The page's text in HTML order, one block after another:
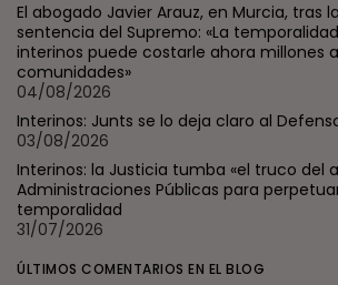
El abogado Javier Arauz, en Murcia, tras
sentencia del Supremo: «La
interinos puede costarle ahora millones
comunidades»
04/08/2026
Interinos: Junts se lo deja claro al
03/08/2026
Interinos: la Justicia tumba «el truco del
Administraciones Públicas para
temporalidad
31/07/2026
ÚLTIMOS COMENTARIOS EN EL BLOG